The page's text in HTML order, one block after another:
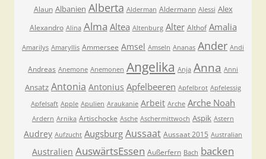
Alaun Albanien Alberta Alderman Aldermann Alessi Alex
Alexandro Alina Alma Altea Altenburg Alter Althof Amalia
Amarilys Amaryllis Ammersee Amsel Amseln Ananas Ander Andi
Andreas Anemone Anemonen Angelika Anja Anna Anni
Ansatz Antonia Antonius Apfelbeeren Apfelbrot Apfelessig
Apfelsaft Apple Apulien Araukanie Arbeit Arche Arche Noah
Ardern Arnika Artischocke Asche Aschermittwoch Aspik Astern
Audrey Aufzucht Augsburg Aussaat Aussaat 2015 Australian
Australien AuswärtsEssen Außerfern Bach backen